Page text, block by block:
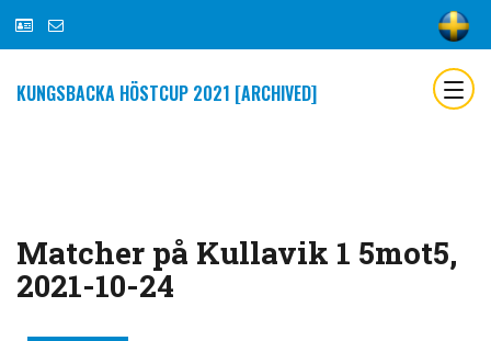
KUNGSBACKA HÖSTCUP 2021 [ARCHIVED]
Matcher på Kullavik 1 5mot5,
2021-10-24